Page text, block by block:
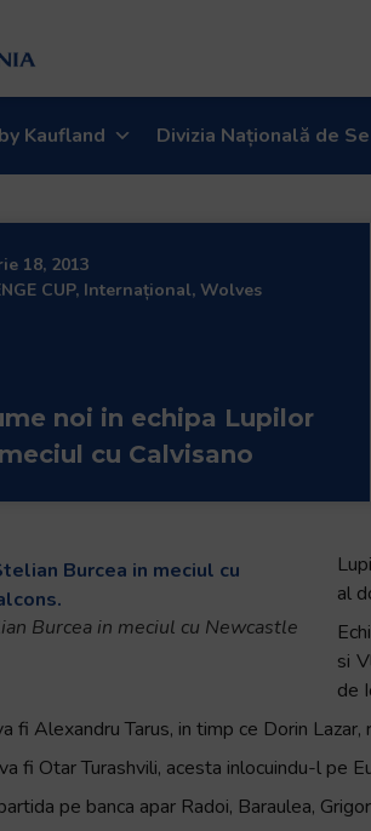
Kaufland Divizia Națională de
18, 2013
CUP, Internațional, Wolves
noi in echipa Lupilor
cu Calvisano
Burcea in meciul cu Newcastle
al
si
de
fi Alexandru Tarus, in timp ce Dorin
fi Otar Turashvili, acesta inlocuindu-l pe
pe banca apar Radoi, Baraulea,